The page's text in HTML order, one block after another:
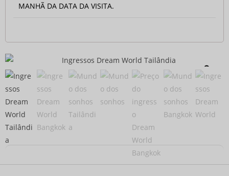
MANHÃ DA DATA DA VISITA.